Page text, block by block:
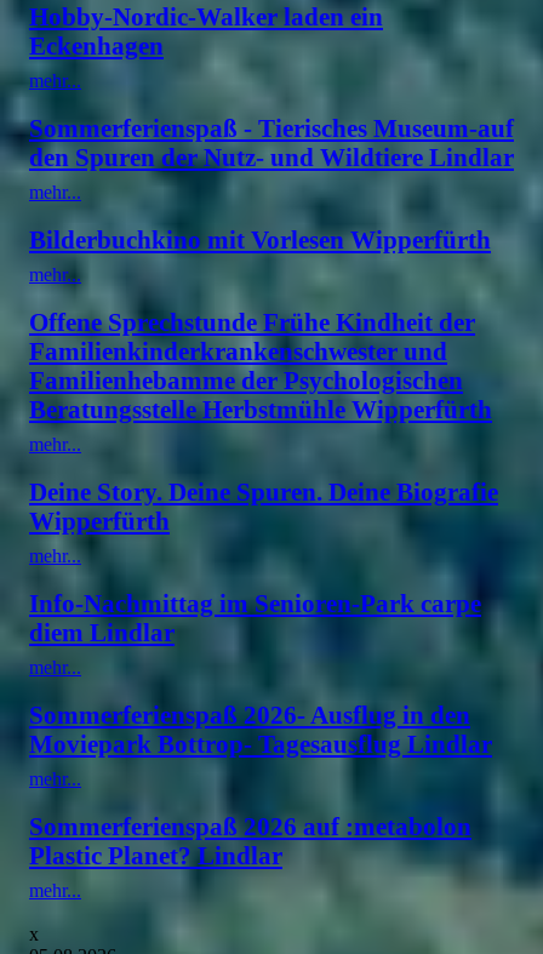
Hobby-Nordic-Walker laden ein
Eckenhagen
mehr...
Sommerferienspaß - Tierisches Museum-auf
den Spuren der Nutz- und Wildtiere Lindlar
mehr...
Bilderbuchkino mit Vorlesen Wipperfürth
mehr...
Offene Sprechstunde Frühe Kindheit der
Familienkinderkrankenschwester und
Familienhebamme der Psychologischen
Beratungsstelle Herbstmühle Wipperfürth
mehr...
Deine Story. Deine Spuren. Deine Biografie
Wipperfürth
mehr...
Info-Nachmittag im Senioren-Park carpe
diem Lindlar
mehr...
Sommerferienspaß 2026- Ausflug in den
Moviepark Bottrop- Tagesausflug Lindlar
mehr...
Sommerferienspaß 2026 auf :metabolon
Plastic Planet? Lindlar
mehr...
x